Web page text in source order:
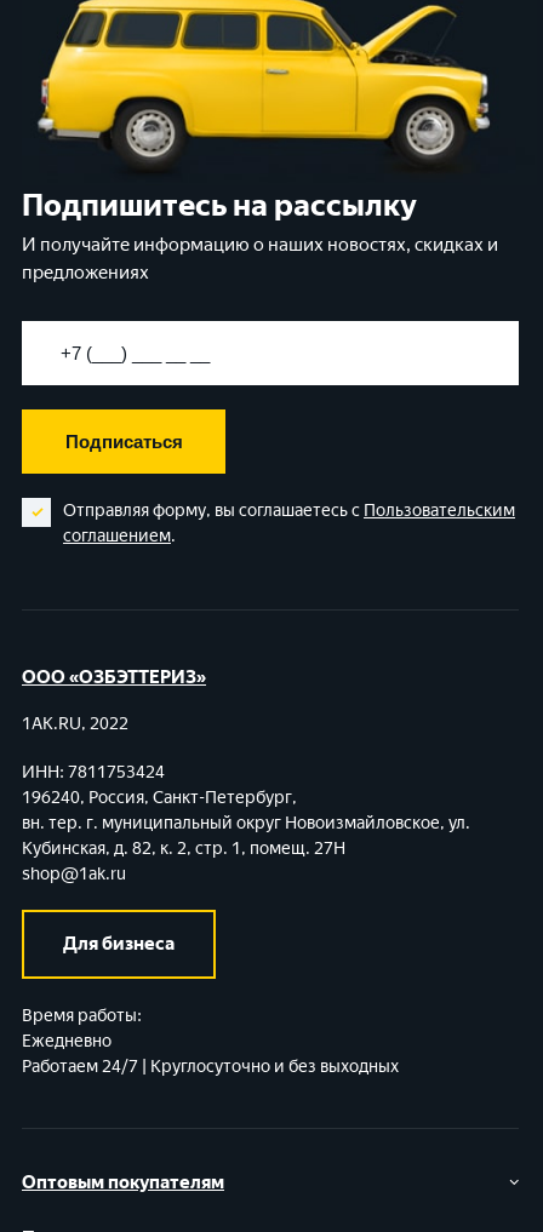
Подпишитесь на рассылку
И получайте информацию о наших новостях, скидках и
предложениях
Подписаться
Отправляя форму, вы соглашаетесь с Пользовательским
соглашением.
Оптовым покупателям
ООО «ОЗБЭТТЕРИЗ»
1AK.RU, 2022
ИНН: 7811753424
196240, Россия, Санкт-Петербург,
вн. тер. г. муниципальный округ Новоизмайловское, ул.
Кубинская, д. 82, к. 2, стр. 1, помещ. 27Н
shop@1ak.ru
Для бизнеса
Время работы:
Ежедневно
Работаем 24/7 | Круглосуточно и без выходных